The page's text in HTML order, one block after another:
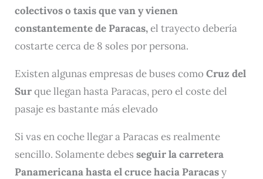
colectivos o taxis que van y vienen
constantemente de Paracas,el trayecto debería
costarte cerca de 8 soles por persona.
Existen algunas empresas de buses comoCruz del
Surque llegan hasta Paracas, pero el coste del
pasaje es bastante más elevado
Si vas en coche llegar a Paracas es realmente
sencillo. Solamente debes seguir la carretera
Panamericana hasta el cruce hacia Paracasy